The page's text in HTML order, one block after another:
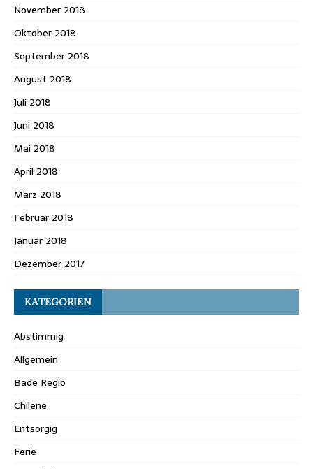
November 2018
Oktober 2018
September 2018
August 2018
Juli 2018
Juni 2018
Mai 2018
April 2018
März 2018
Februar 2018
Januar 2018
Dezember 2017
KATEGORIEN
Abstimmig
Allgemein
Bade Regio
Chilene
Entsorgig
Ferie